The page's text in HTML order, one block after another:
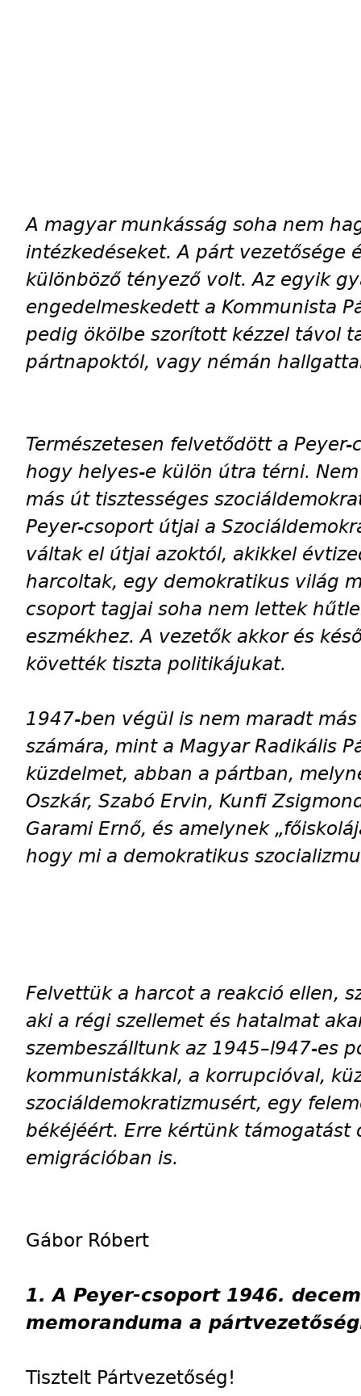
A magyar munkásság soha nem
intézkedéseket. A párt vezetősége
különböző tényező volt. Az egyik
engedelmeskedett a Kommunista
pedig ökölbe szorított kézzel távol
pártnapoktól, vagy némán
Természetesen felvetődött a
hogy helyes-e külön útra térni.
más út tisztességes
Peyer-csoport útjai a
váltak el útjai azoktól, akikkel
harcoltak, egy demokratikus világ
csoport tagjai soha nem lettek
eszmékhez. A vezetők akkor és
követték tiszta politikájukat.
1947-ben végül is nem maradt
számára, mint a Magyar Radikális
küzdelmet, abban a pártban,
Oszkár, Szabó Ervin, Kunfi
Garami Ernő, és amelynek
hogy mi a demokratikus
Felvettük a harcot a reakció ellen,
aki a régi szellemet és hatalmat
szembeszálltunk az 1945–l947-es
kommunistákkal, a korrupcióval,
szociáldemokratizmusért, egy
békéjéért. Erre kértünk támogatást
emigrációban is.
Gábor Róbert
1. A Peyer-csoport 1946.
memoranduma a
Tisztelt Pártvezetőség!